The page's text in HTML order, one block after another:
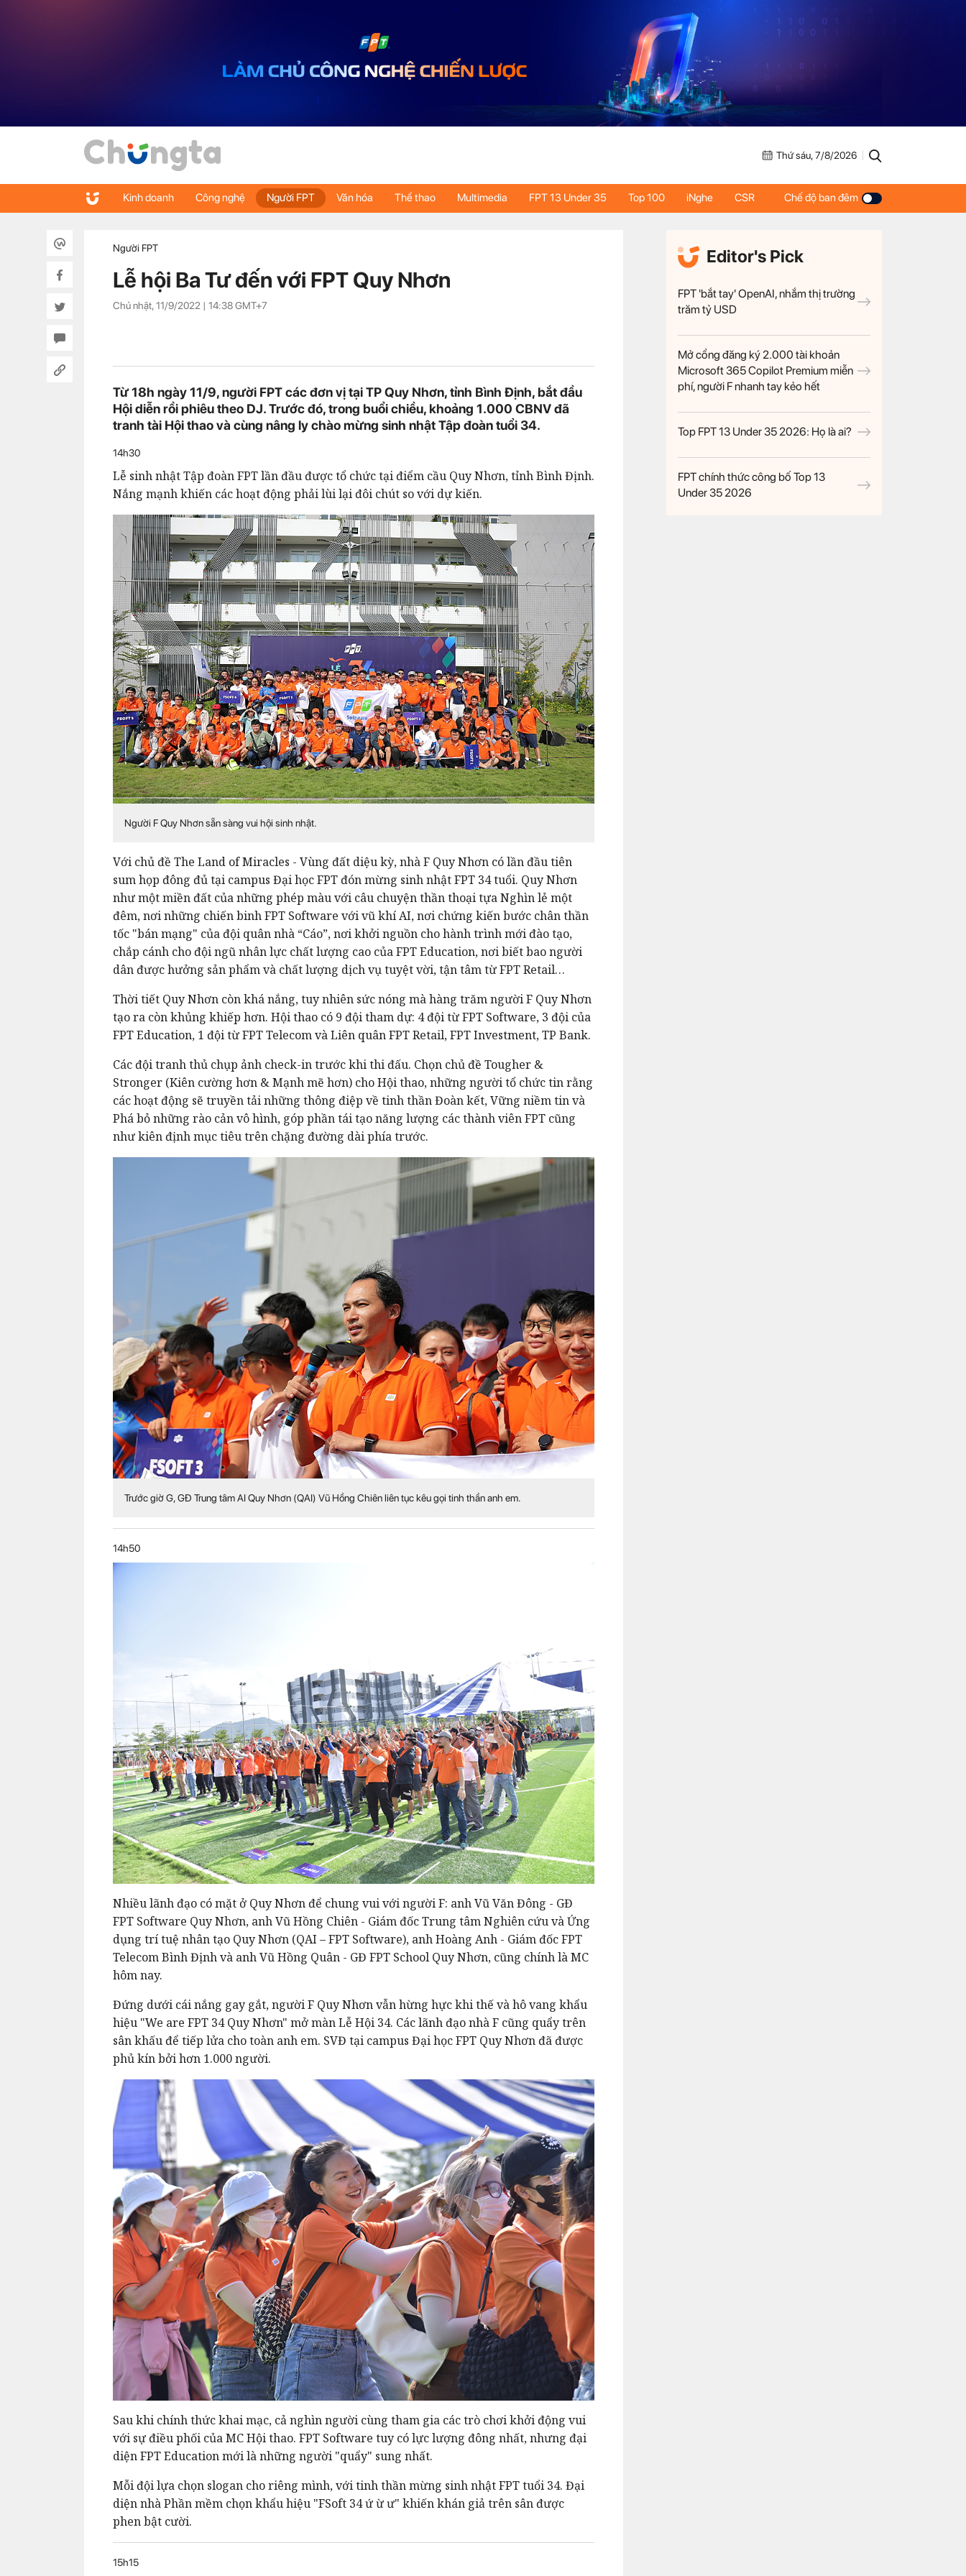
Thứ sáu, 7/8/2026
Kinh doanh Công nghệ Người FPT Văn hóa Thể thao Multimedia FPT 13 Under 35 Top 100 iNghe CSR Chế độ ban đêm
Người FPT
Lễ hội Ba Tư đến với FPT Quy Nhơn
Chủ nhật, 11/9/2022 | 14:38GMT+7
Từ 18h ngày 11/9, người FPT các đơn vị tại TP Quy Nhơn, tỉnh Bình Định, bắt đầu
Hội diễn rồi phiêu theo DJ. Trước đó, trong buổi chiều, khoảng 1.000 CBNV đã
tranh tài Hội thao và cùng nâng ly chào mừng sinh nhật Tập đoàn tuổi 34.
14h30
Lễ sinh nhật Tập đoàn FPT lần đầu được tổ chức tại điểm cầu Quy Nhơn, tỉnh Bình Định.
Nắng mạnh khiến các hoạt động phải lùi lại đôi chút so với dự kiến.
Người F Quy Nhơn sẵn sàng vui hội sinh nhật.
Với chủ đề The Land of Miracles - Vùng đất diệu kỳ, nhà F Quy Nhơn có lần đầu tiên
sum họp đông đủ tại campus Đại học FPT đón mừng sinh nhật FPT 34 tuổi. Quy Nhơn
như một miền đất của những phép màu với câu chuyện thần thoại tựa Nghìn lẻ một
đêm, nơi những chiến binh FPT Software với vũ khí AI, nơi chứng kiến bước chân thần
tốc "bán mạng" của đội quân nhà “Cáo”, nơi khởi nguồn cho hành trình mới đào tạo,
chắp cánh cho đội ngũ nhân lực chất lượng cao của FPT Education, nơi biết bao người
dân được hưởng sản phẩm và chất lượng dịch vụ tuyệt vời, tận tâm từ FPT Retail…
Thời tiết Quy Nhơn còn khá nắng, tuy nhiên sức nóng mà hàng trăm người F Quy Nhơn
tạo ra còn khủng khiếp hơn. Hội thao có 9 đội tham dự: 4 đội từ FPT Software, 3 đội của
FPT Education, 1 đội từ FPT Telecom và Liên quân FPT Retail, FPT Investment, TP Bank.
Các đội tranh thủ chụp ảnh check-in trước khi thi đấu. Chọn chủ đề Tougher &
Stronger (Kiên cường hơn & Mạnh mẽ hơn) cho Hội thao, những người tổ chức tin rằng
các hoạt động sẽ truyền tải những thông điệp về tinh thần Đoàn kết, Vững niềm tin và
Phá bỏ những rào cản vô hình, góp phần tái tạo năng lượng các thành viên FPT cũng
như kiên định mục tiêu trên chặng đường dài phía trước.
Trước giờ G, GĐ Trung tâm AI Quy Nhơn (QAI) Vũ Hồng Chiên liên tục kêu gọi tinh thần anh em.
14h50
Nhiều lãnh đạo có mặt ở Quy Nhơn để chung vui với người F: anh Vũ Văn Đông - GĐ
FPT Software Quy Nhơn, anh Vũ Hồng Chiên - Giám đốc Trung tâm Nghiên cứu và Ứng
dụng trí tuệ nhân tạo Quy Nhơn (QAI – FPT Software), anh Hoàng Anh - Giám đốc FPT
Telecom Bình Định và anh Vũ Hồng Quân - GĐ FPT School Quy Nhơn, cũng chính là MC
hôm nay.
Đứng dưới cái nắng gay gắt, người F Quy Nhơn vẫn hừng hực khi thế và hô vang khẩu
hiệu "We are FPT 34 Quy Nhơn" mở màn Lễ Hội 34. Các lãnh đạo nhà F cũng quẩy trên
sân khấu để tiếp lửa cho toàn anh em. SVĐ tại campus Đại học FPT Quy Nhơn đã được
phủ kín bởi hơn 1.000 người.
Sau khi chính thức khai mạc, cả nghìn người cùng tham gia các trò chơi khởi động vui
với sự điều phối của MC Hội thao. FPT Software tuy có lực lượng đông nhất, nhưng đại
diện FPT Education mới là những người "quẩy" sung nhất.
Mỗi đội lựa chọn slogan cho riêng mình, với tinh thần mừng sinh nhật FPT tuổi 34. Đại
diện nhà Phần mềm chọn khẩu hiệu "FSoft 34 ứ ừ ư" khiến khán giả trên sân được
phen bật cười.
15h15
Editor's Pick
FPT 'bắt tay' OpenAI, nhắm thị trường
trăm tỷ USD
Mở cổng đăng ký 2.000 tài khoản
Microsoft 365 Copilot Premium miễn
phí, người F nhanh tay kẻo hết
Top FPT 13 Under 35 2026: Họ là ai?
FPT chính thức công bố Top 13
Under 35 2026